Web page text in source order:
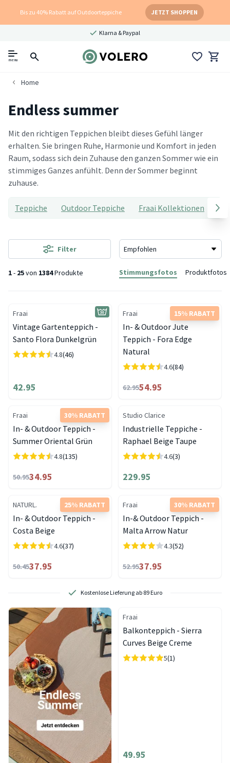
Bis zu 40% Rabatt auf Outdoorteppiche JETZT SHOPPEN
Klarna & Paypal
menu
Home
Endless summer
Mit den richtigen Teppichen bleibt dieses Gefühl länger
erhalten. Sie bringen Ruhe, Harmonie und Komfort in jeden
Raum, sodass sich dein Zuhause den ganzen Sommer wie ein
stimmiges Ganzes anfühlt. Denn der Sommer beginnt
zuhause.
Teppiche Outdoor Teppiche Fraai Kollektionen
1- 25von 1384Produkte
Filter
Stimmungsfotos Produktfotos
Fraai
Vintage Gartenteppich -
Santo Flora Dunkelgrün
4.8(46)
42.95
15% RABATT
Fraai
In- & Outdoor Jute
Teppich - Fora Edge
Natural
4.6(84)
62.9554.95
30% RABATT
Fraai
In- & Outdoor Teppich -
Summer Oriental Grün
4.8(135)
50.9534.95
Studio Clarice
Industrielle Teppiche -
Raphael Beige Taupe
4.6(3)
229.95
25% RABATT
NATURL.
In- & Outdoor Teppich -
Costa Beige
4.6(37)
50.4537.95
30% RABATT
Fraai
In-& Outdoor Teppich -
Malta Arrow Natur
4.3(52)
52.9537.95
Kostenlose Lieferung ab 89 Euro
Fraai
Balkonteppich - Sierra
Curves Beige Creme
5(1)
49.95